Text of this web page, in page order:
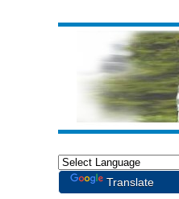
Translate